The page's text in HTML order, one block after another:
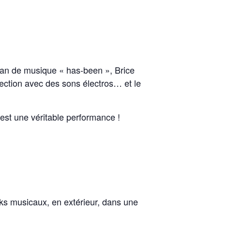
de musique « has-been », Brice
avec des sons électros… et le
une véritable performance !
musicaux, en extérieur, dans une